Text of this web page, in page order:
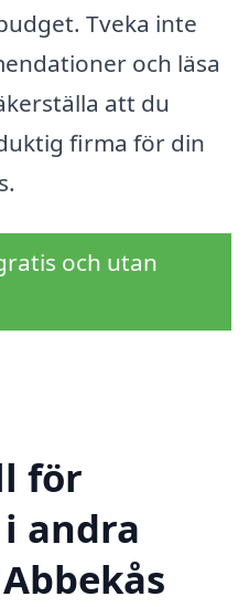
Tveka inte
och läsa
att du
firma för din
och utan
för
andra